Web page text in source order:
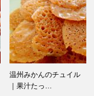
温州みかんのチュイル
｜果汁たっ…